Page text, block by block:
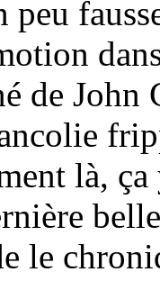
de John
là,
le